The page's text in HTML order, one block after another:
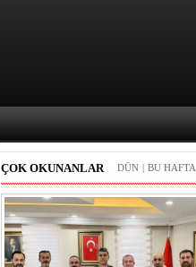
ÇOK OKUNANLAR BU HAFTA
|
DÜN